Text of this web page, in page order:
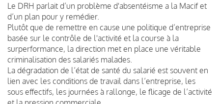
Le DRH parlait d’un problème d'absentéisme a la Macif et
d’un plan pour y remédier.
Plutôt que de remettre en cause une politique d’entreprise
basée sur le contrôle de l'activité et la course à la
surperformance, la direction met en place une véritable
criminalisation des salariés malades.
La dégradation de l’état de santé du salarié est souvent en
lien avec les conditions de travail dans l’entreprise, les
sous effectifs, les journées à rallonge, le flicage de l’activité